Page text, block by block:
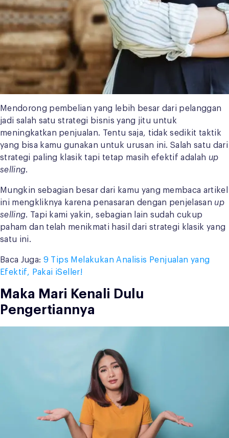
Mendorong pembelian yang lebih besar dari pelanggan
jadi salah satu strategi bisnis yang jitu untuk
meningkatkan penjualan. Tentu saja, tidak sedikit taktik
yang bisa kamu gunakan untuk urusan ini. Salah satu dari
strategi paling klasik tapi tetap masih efektif adalah up
selling.
Mungkin sebagian besar dari kamu yang membaca artikel
ini mengkliknya karena penasaran dengan penjelasan up
selling. Tapi kami yakin, sebagian lain sudah cukup
paham dan telah menikmati hasil dari strategi klasik yang
satu ini.
Baca Juga: 9 Tips Melakukan Analisis Penjualan yang
Efektif, Pakai iSeller!
Maka Mari Kenali Dulu
Pengertiannya